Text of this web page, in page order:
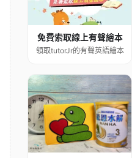
免費索取線上有聲繪本
領取tutorJr的有聲英語繪本